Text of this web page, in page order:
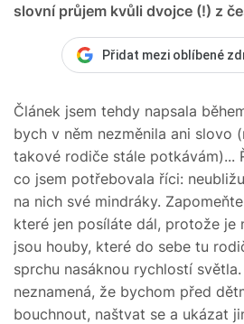
slovní průjem kvůli dvojce (!) z
Přidat mezi oblíbené
Článek jsem tehdy napsala
bych v něm nezměnila ani slovo
takové rodiče stále potkávám)...
co jsem potřebovala říci:
na nich své mindráky.
které jen posíláte dál, protože je
jsou houby, které do sebe tu
sprchu nasáknou rychlostí
neznamená, že bychom před
bouchnout, naštvat se a ukázat